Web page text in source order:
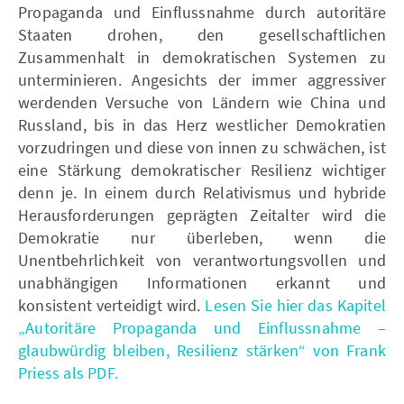
Propaganda und Einflussnahme durch autoritäre
Staaten drohen, den gesellschaftlichen
Zusammenhalt in demokratischen Systemen zu
unterminieren. Angesichts der immer aggressiver
werdenden Versuche von Ländern wie China und
Russland, bis in das Herz westlicher Demokratien
vorzudringen und diese von innen zu schwächen, ist
eine Stärkung demokratischer Resilienz wichtiger
denn je. In einem durch Relativismus und hybride
Herausforderungen geprägten Zeitalter wird die
Demokratie nur überleben, wenn die
Unentbehrlichkeit von verantwortungsvollen und
unabhängigen Informationen erkannt und
konsistent verteidigt wird. Lesen Sie hier das Kapitel
„Autoritäre Propaganda und Einflussnahme –
glaubwürdig bleiben, Resilienz stärken“ von Frank
Priess als PDF.